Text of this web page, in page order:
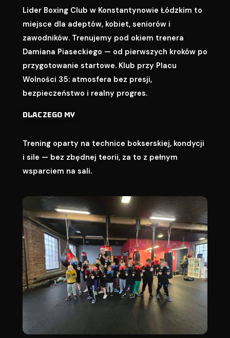
Lider Boxing Club w Konstantynowie Łódzkim to
miejsce dla adeptów, kobiet, seniorów i
zawodników. Trenujemy pod okiem trenera
Damiana Piaseckiego — od pierwszych kroków po
przygotowanie startowe. Klub przy Placu
Wolności 35: atmosfera bez presji,
bezpieczeństwo i realny progres.
DLACZEGO MY
Trening oparty na technice bokserskiej, kondycji
i sile — bez zbędnej teorii, za to z pełnym
wsparciem na sali.